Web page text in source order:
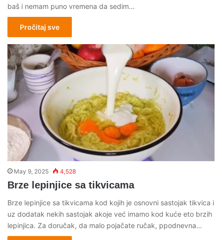
baš i nemam puno vremena da sedim…
Pročitaj sve
May 9, 2025 4,528
Brze lepinjice sa tikvicama
Brze lepinjice sa tikvicama kod kojih je osnovni sastojak tikvica i
uz dodatak nekih sastojak akoje već imamo kod kuće eto brzih
lepinjica. Za doručak, da malo pojačate ručak, ppodnevna…